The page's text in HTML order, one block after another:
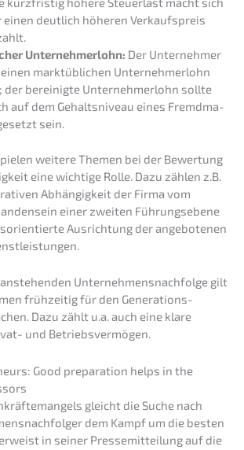
einen deutlich höheren Verkaufs­preis
Unter­neh­mer­lohn: Der Unter­neh­mer
markt­üb­li­chen Unter­neh­mer­lohn
der berei­nig­te Unter­neh­mer­lohn sollte
auf dem Gehalts­ni­veau eines Fremd­ma­
sein.
weite­re Themen bei der Bewer­tung
eine wichti­ge Rolle. Dazu zählen z.B.
Abhän­gig­keit der Firma vom
einer zweiten Führungs­ebe­ne
Ausrich­tung der angebo­te­nen
anste­hen­den Unternehmens­nachfolge gilt
frühzei­tig für den Generations­
Dazu zählt u.a. auch eine klare
und Betriebsvermögen.
Good prepa­ra­ti­on helps in the
gleicht die Suche nach
dem Kampf um die besten
in seiner Presse­mit­tei­lung auf die